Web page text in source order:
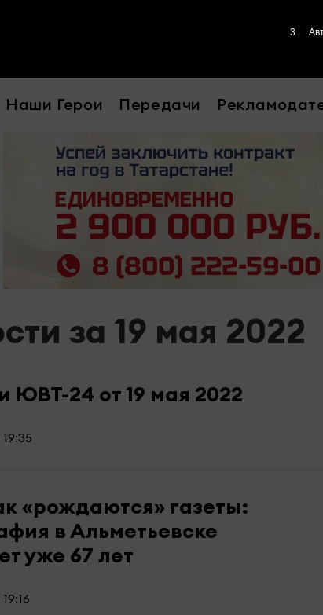
Наши Герои Передачи
за 19 мая 2022
ЮВТ-24 от 19 мая 2022
«рождаются» газеты:
в Альметьевске
уже 67 лет
2